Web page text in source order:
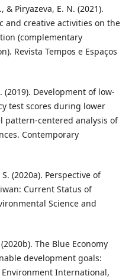
& Piryazeva, E. N. (2021).
and creative activities on the
(complementary
Revista Tempos e Espaços
(2019). Development of low-
test scores during lower
pattern-centered analysis of
Contemporary
(2020a). Perspective of
Current Status of
Science and
The Blue Economy
development goals:
International,